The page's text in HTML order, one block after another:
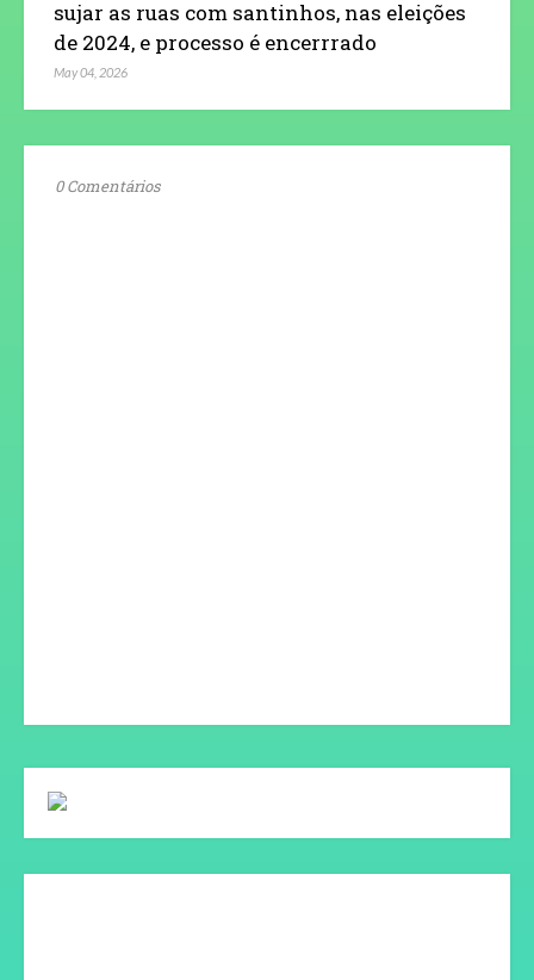
sujar as ruas com santinhos, nas eleições
de 2024, e processo é encerrrado
May 04, 2026
0 Comentários